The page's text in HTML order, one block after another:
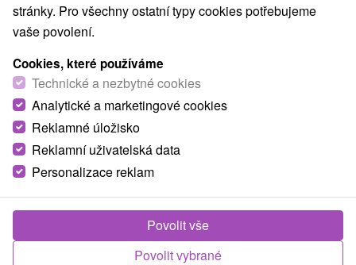
Prepoštská jeskyně, Muzeum pravěku
stránky. Pro všechny ostatní typy cookies potřebujeme
vaše povolení.
Cookies, které používáme
Technické a nezbytné cookies
Analytické a marketingové cookies
Reklamné úložisko
Reklamní uživatelská data
Personalizace reklam
Povolit vybrané
Povolit vše